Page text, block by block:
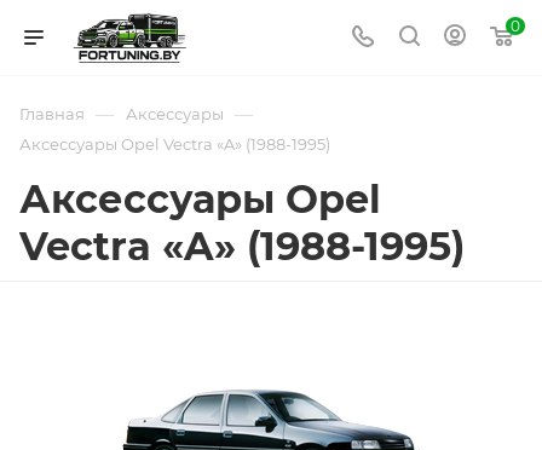
0
Главная — Аксессуары —
Аксессуары Opel Vectra «A» (1988-1995)
Аксессуары Opel
Vectra «A» (1988-1995)